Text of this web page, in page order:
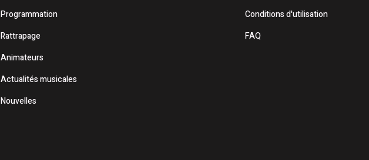
Programmation
Rattrapage
Animateurs
Actualités musicales
Nouvelles
Conditions d'utilisation
FAQ